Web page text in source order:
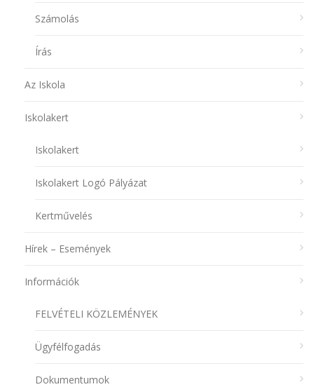
Számolás
Írás
Az Iskola
Iskolakert
Iskolakert
Iskolakert Logó Pályázat
Kertművelés
Hírek – Események
Információk
FELVÉTELI KÖZLEMÉNYEK
Ügyfélfogadás
Dokumentumok